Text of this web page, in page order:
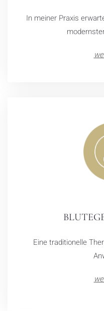
In meiner Praxis
Eine traditionelle